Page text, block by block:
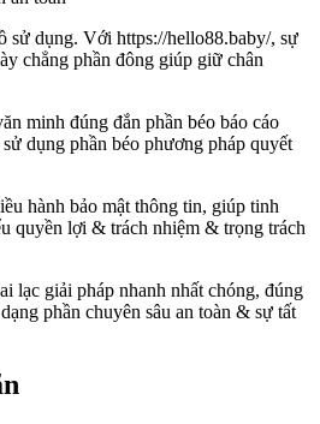
sử dụng. Với https://hello88.baby/, sự
chẳng phần đông giúp giữ chân
minh đúng đắn phần béo báo cáo
dụng phần béo phương pháp quyết
hành bảo mật thông tin, giúp tinh
quyền lợi & trách nhiệm & trọng trách
lạc giải pháp nhanh nhất chóng, đúng
phần chuyên sâu an toàn & sự tất